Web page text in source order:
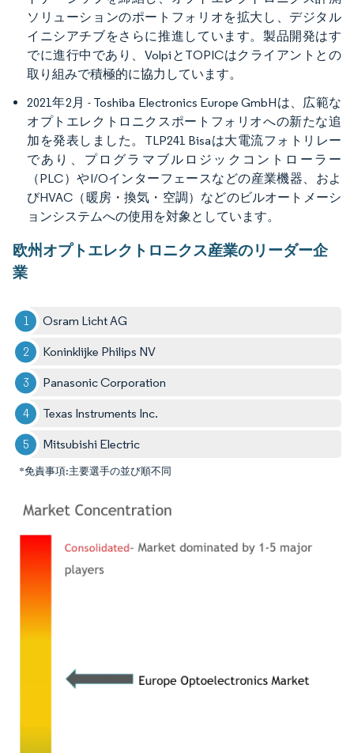
ソリューションのポートフォリオを拡大し、デジタル
イニシアチブをさらに推進しています。製品開発はす
でに進行中であり、VolpiとTOPICはクライアントとの
取り組みで積極的に協力しています。
2021年2月 - Toshiba Electronics Europe GmbHは、広範な
オプトエレクトロニクスポートフォリオへの新たな追
加を発表しました。TLP241 Bisaは大電流フォトリレー
であり、プログラマブルロジックコントローラー
（PLC）やI/Oインターフェースなどの産業機器、およ
びHVAC（暖房・換気・空調）などのビルオートメーシ
ョンシステムへの使用を対象としています。
欧州オプトエレクトロニクス産業のリーダー企
業
Osram Licht AG
Koninklijke Philips NV
Panasonic Corporation
Texas Instruments Inc.
Mitsubishi Electric
*免責事項:主要選手の並び順不同